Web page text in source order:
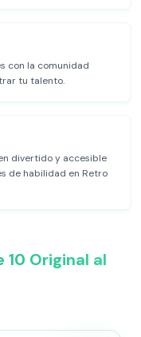
con la comunidad
tu talento.
divertido y accesible
de habilidad en Retro
10 Original al